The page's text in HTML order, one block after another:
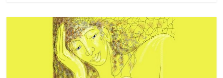
o dI
n
st er